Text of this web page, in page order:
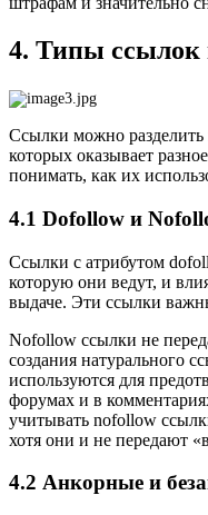
4. Типы ссылок
Ссылки можно разделить
которых оказывает
понимать, как их
4.1 Dofollow и
Ссылки с атрибутом
которую они ведут, и
выдаче. Эти ссылки
Nofollow ссылки не
создания натурального
используются для
форумах и в
учитывать nofollow
хотя они и не передают
4.2 Анкорные и